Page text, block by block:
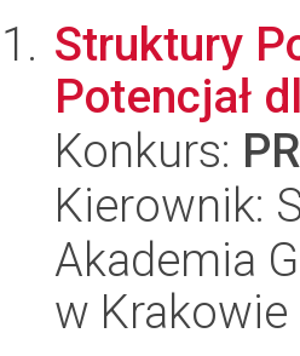
Struktury
Potencjał
Konkurs:
Kierownik:
Akademia
w Krakowie